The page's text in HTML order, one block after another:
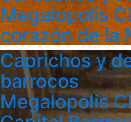
Megalopolis
corazón de la
Caprichos y
barrocos
Megalopolis